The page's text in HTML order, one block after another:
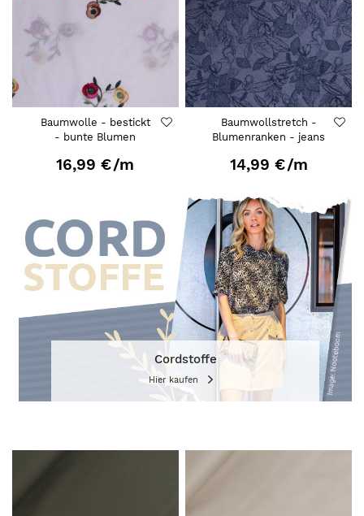
Baumwolle - bestickt
- bunte Blumen
16,99 €/m
Baumwollstretch -
Blumenranken - jeans
14,99 €/m
Cordstoffe
Hier kaufen